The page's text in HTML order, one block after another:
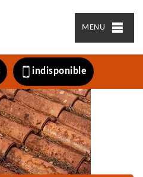
MENU
indisponible